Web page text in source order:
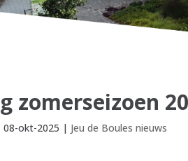
zomerseizoen
08-okt-2025 | Jeu de Boules nieuws